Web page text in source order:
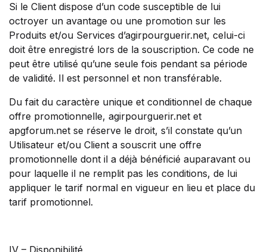
Si le Client dispose d’un code susceptible de lui
octroyer un avantage ou une promotion sur les
Produits et/ou Services d’agirpourguerir.net, celui-ci
doit être enregistré lors de la souscription. Ce code ne
peut être utilisé qu’une seule fois pendant sa période
de validité. Il est personnel et non transférable.
Du fait du caractère unique et conditionnel de chaque
offre promotionnelle, agirpourguerir.net et
apgforum.net se réserve le droit, s’il constate qu’un
Utilisateur et/ou Client a souscrit une offre
promotionnelle dont il a déjà bénéficié auparavant ou
pour laquelle il ne remplit pas les conditions, de lui
appliquer le tarif normal en vigueur en lieu et place du
tarif promotionnel.
IV – Disponibilité